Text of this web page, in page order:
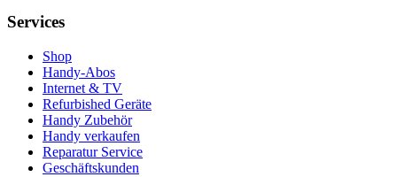
Services
Shop
Handy-Abos
Internet & TV
Refurbished Geräte
Handy Zubehör
Handy verkaufen
Reparatur Service
Geschäftskunden